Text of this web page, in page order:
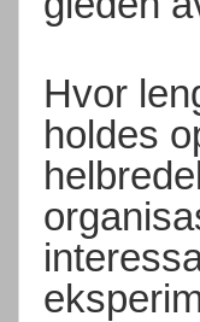
Hvor
holdes